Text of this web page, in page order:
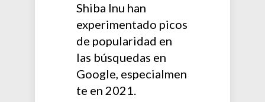
Shiba Inu han
experimentado picos
de popularidad en
las búsquedas en
Google, especialmen
te en 2021.